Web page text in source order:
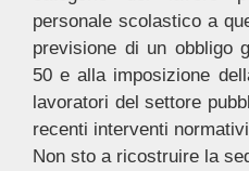
personale scolastico a
previsione di un obbligo
50 e alla imposizione
lavoratori del settore
recenti interventi
Non sto a ricostruire la